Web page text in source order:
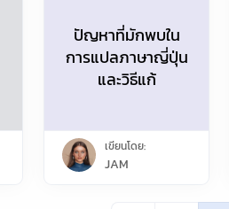
ปัญหาที่มักพบใน
การแปลภาษาญี่ปุ่น
และวิธีแก้
เขียนโดย:
JAM